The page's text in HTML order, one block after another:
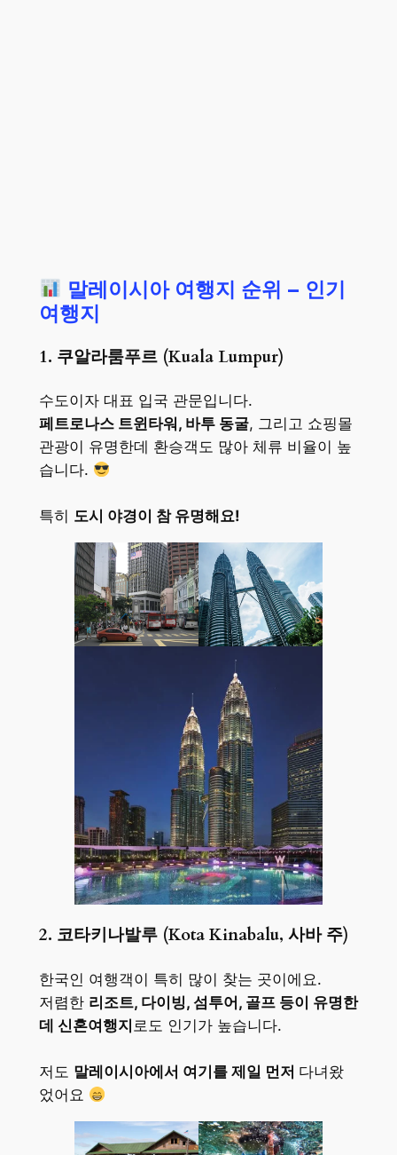
말레이시아 여행지 순위 – 인기
여행지
1. 쿠알라룸푸르 (Kuala Lumpur)
수도이자 대표 입국 관문입니다.
페트로나스 트윈타워, 바투 동굴, 그리고 쇼핑몰
관광이 유명한데 환승객도 많아 체류 비율이 높
습니다.
특히 도시 야경이 참 유명해요!
2. 코타키나발루 (Kota Kinabalu, 사바 주)
한국인 여행객이 특히 많이 찾는 곳이에요.
저렴한 리조트, 다이빙, 섬투어, 골프 등이 유명한
데 신혼여행지 로도 인기가 높습니다.
저도 말레이시아에서 여기를 제일 먼저 다녀왔
었어요